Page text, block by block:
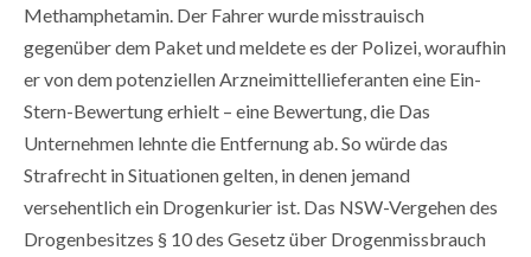
Methamphetamin. Der Fahrer wurde misstrauisch
gegenüber dem Paket und meldete es der Polizei, woraufhin
er von dem potenziellen Arzneimittellieferanten eine Ein-
Stern-Bewertung erhielt – eine Bewertung, die Das
Unternehmen lehnte die Entfernung ab. So würde das
Strafrecht in Situationen gelten, in denen jemand
versehentlich ein Drogenkurier ist. Das NSW-Vergehen des
Drogenbesitzes § 10 des Gesetz über Drogenmissbrauch